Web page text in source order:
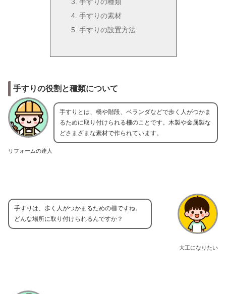
手すりの素材
手すりの設置方法
手すりの役割と種類について
リフォームの達人
手すりとは、橋や階段、ベランダなどで歩く人がつかま
るために取り付けられる柵のことです。木製や金属製な
どさまざまな素材で作られています。
大工になりたい
手すりは、歩く人がつかまるための柵ですね。
どんな場所に取り付けられるんですか？